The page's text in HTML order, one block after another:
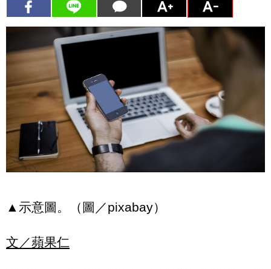
▲示意圖。（圖／pixabay）
文／蘋果仁